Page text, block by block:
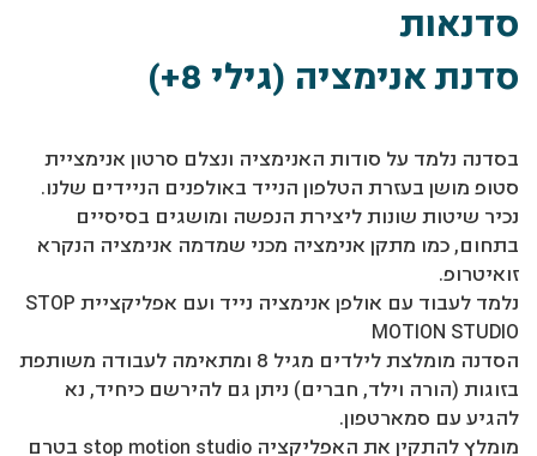
סדנאות
סדנת אנימציה (גילי 8+)
בסדנה נלמד על סודות האנימציה ונצלם סרטון אנימציית
סטופ מושן בעזרת הטלפון הנייד באולפנים הניידים שלנו.
נכיר שיטות שונות ליצירת הנפשה ומושגים בסיסיים
בתחום, כמו מתקן אנימציה מכני שמדמה אנימציה הנקרא
זואיטרופ.
נלמד לעבוד עם אולפן אנימציה נייד ועם אפליקציית STOP
MOTION STUDIO
הסדנה מומלצת לילדים מגיל 8 ומתאימה לעבודה משותפת
בזוגות (הורה וילד, חברים) ניתן גם להירשם כיחיד, נא
להגיע עם סמארטפון.
מומלץ להתקין את האפליקציה stop motion studio בטרם